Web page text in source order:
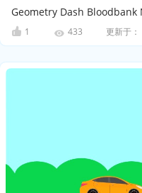
1 433 更新于：